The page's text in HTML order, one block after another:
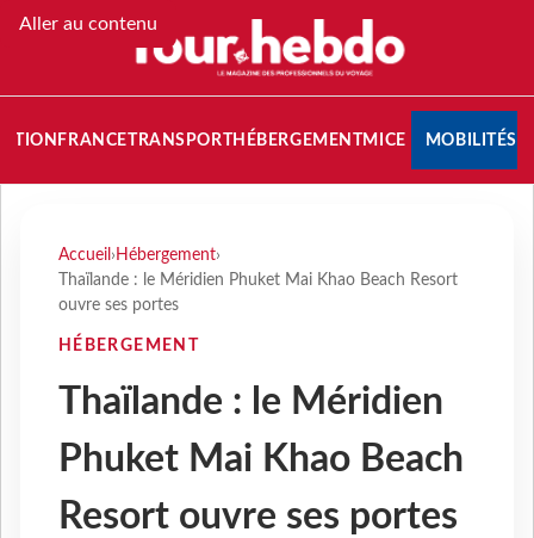
Aller au contenu
FRANCETRANSPORT HÉBERGEMENTMICE MOBILITÉS
Accueil › Hébergement›
Thaïlande : le Méridien Phuket Mai Khao Beach Resort
ouvre ses portes
HÉBERGEMENT
Thaïlande : le Méridien
Phuket Mai Khao Beach
Resort ouvre ses portes